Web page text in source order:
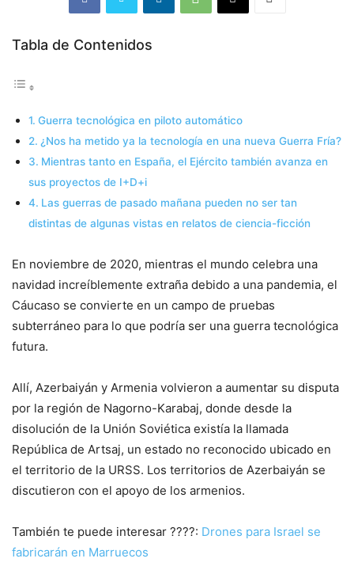
Tabla de Contenidos
Guerra tecnológica en piloto automático
¿Nos ha metido ya la tecnología en una nueva Guerra Fría?
Mientras tanto en España, el Ejército también avanza en
sus proyectos de I+D+i
Las guerras de pasado mañana pueden no ser tan
distintas de algunas vistas en relatos de ciencia-ficción
En noviembre de 2020, mientras el mundo celebra una
navidad increíblemente extraña debido a una pandemia, el
Cáucaso se convierte en un campo de pruebas
subterráneo para lo que podría ser una guerra tecnológica
futura.
Allí, Azerbaiyán y Armenia volvieron a aumentar su disputa
por la región de Nagorno-Karabaj, donde desde la
disolución de la Unión Soviética existía la llamada
República de Artsaj, un estado no reconocido ubicado en
el territorio de la URSS. Los territorios de Azerbaiyán se
discutieron con el apoyo de los armenios.
También te puede interesar ????: Drones para Israel se
fabricarán en Marruecos